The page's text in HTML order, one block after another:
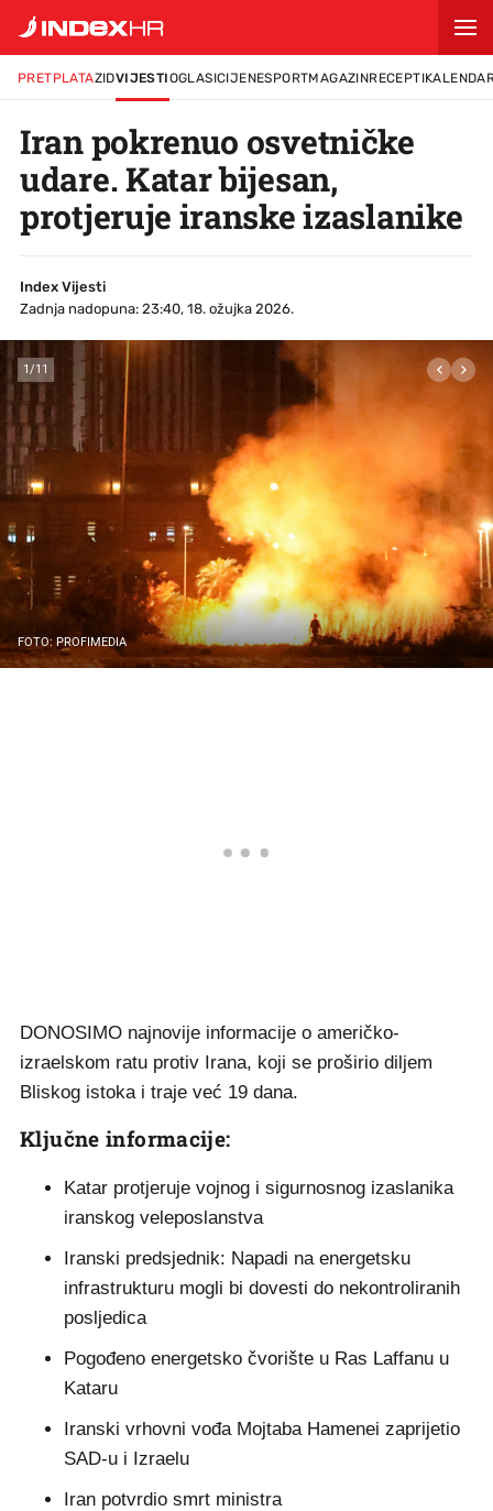
PRETPLATAZIDVIJESTIOGLASICIJENESPORTMAGAZINRECEPTI
Iran pokrenuo osvetničke
udare. Katar bijesan,
protjeruje iranske izaslanike
Index Vijesti
Zadnja nadopuna: 23:40, 18. ožujka 2026.
1/11
FOTO: PROFIMEDIA
DONOSIMO najnovije informacije o američko-
izraelskom ratu protiv Irana, koji se proširio diljem
Bliskog istoka i traje već 19 dana.
Ključne informacije:
Katar protjeruje vojnog i sigurnosnog izaslanika
iranskog veleposlanstva
Iranski predsjednik: Napadi na energetsku
infrastrukturu mogli bi dovesti do nekontroliranih
posljedica
Pogođeno energetsko čvorište u Ras Laffanu u
Kataru
Iranski vrhovni vođa Mojtaba Hamenei zaprijetio
SAD-u i Izraelu
Iran potvrdio smrt ministra